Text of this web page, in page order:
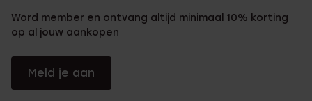
Word member en ontvang altijd minimaal 10% korting
op al jouw aankopen
Meld je aan